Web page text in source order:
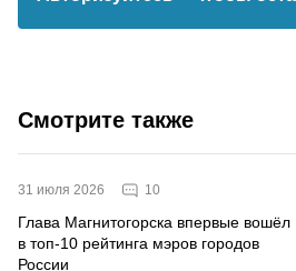
Смотрите также
31 июля 2026 10
Глава Магнитогорска впервые вошёл
в топ-10 рейтинга мэров городов
России